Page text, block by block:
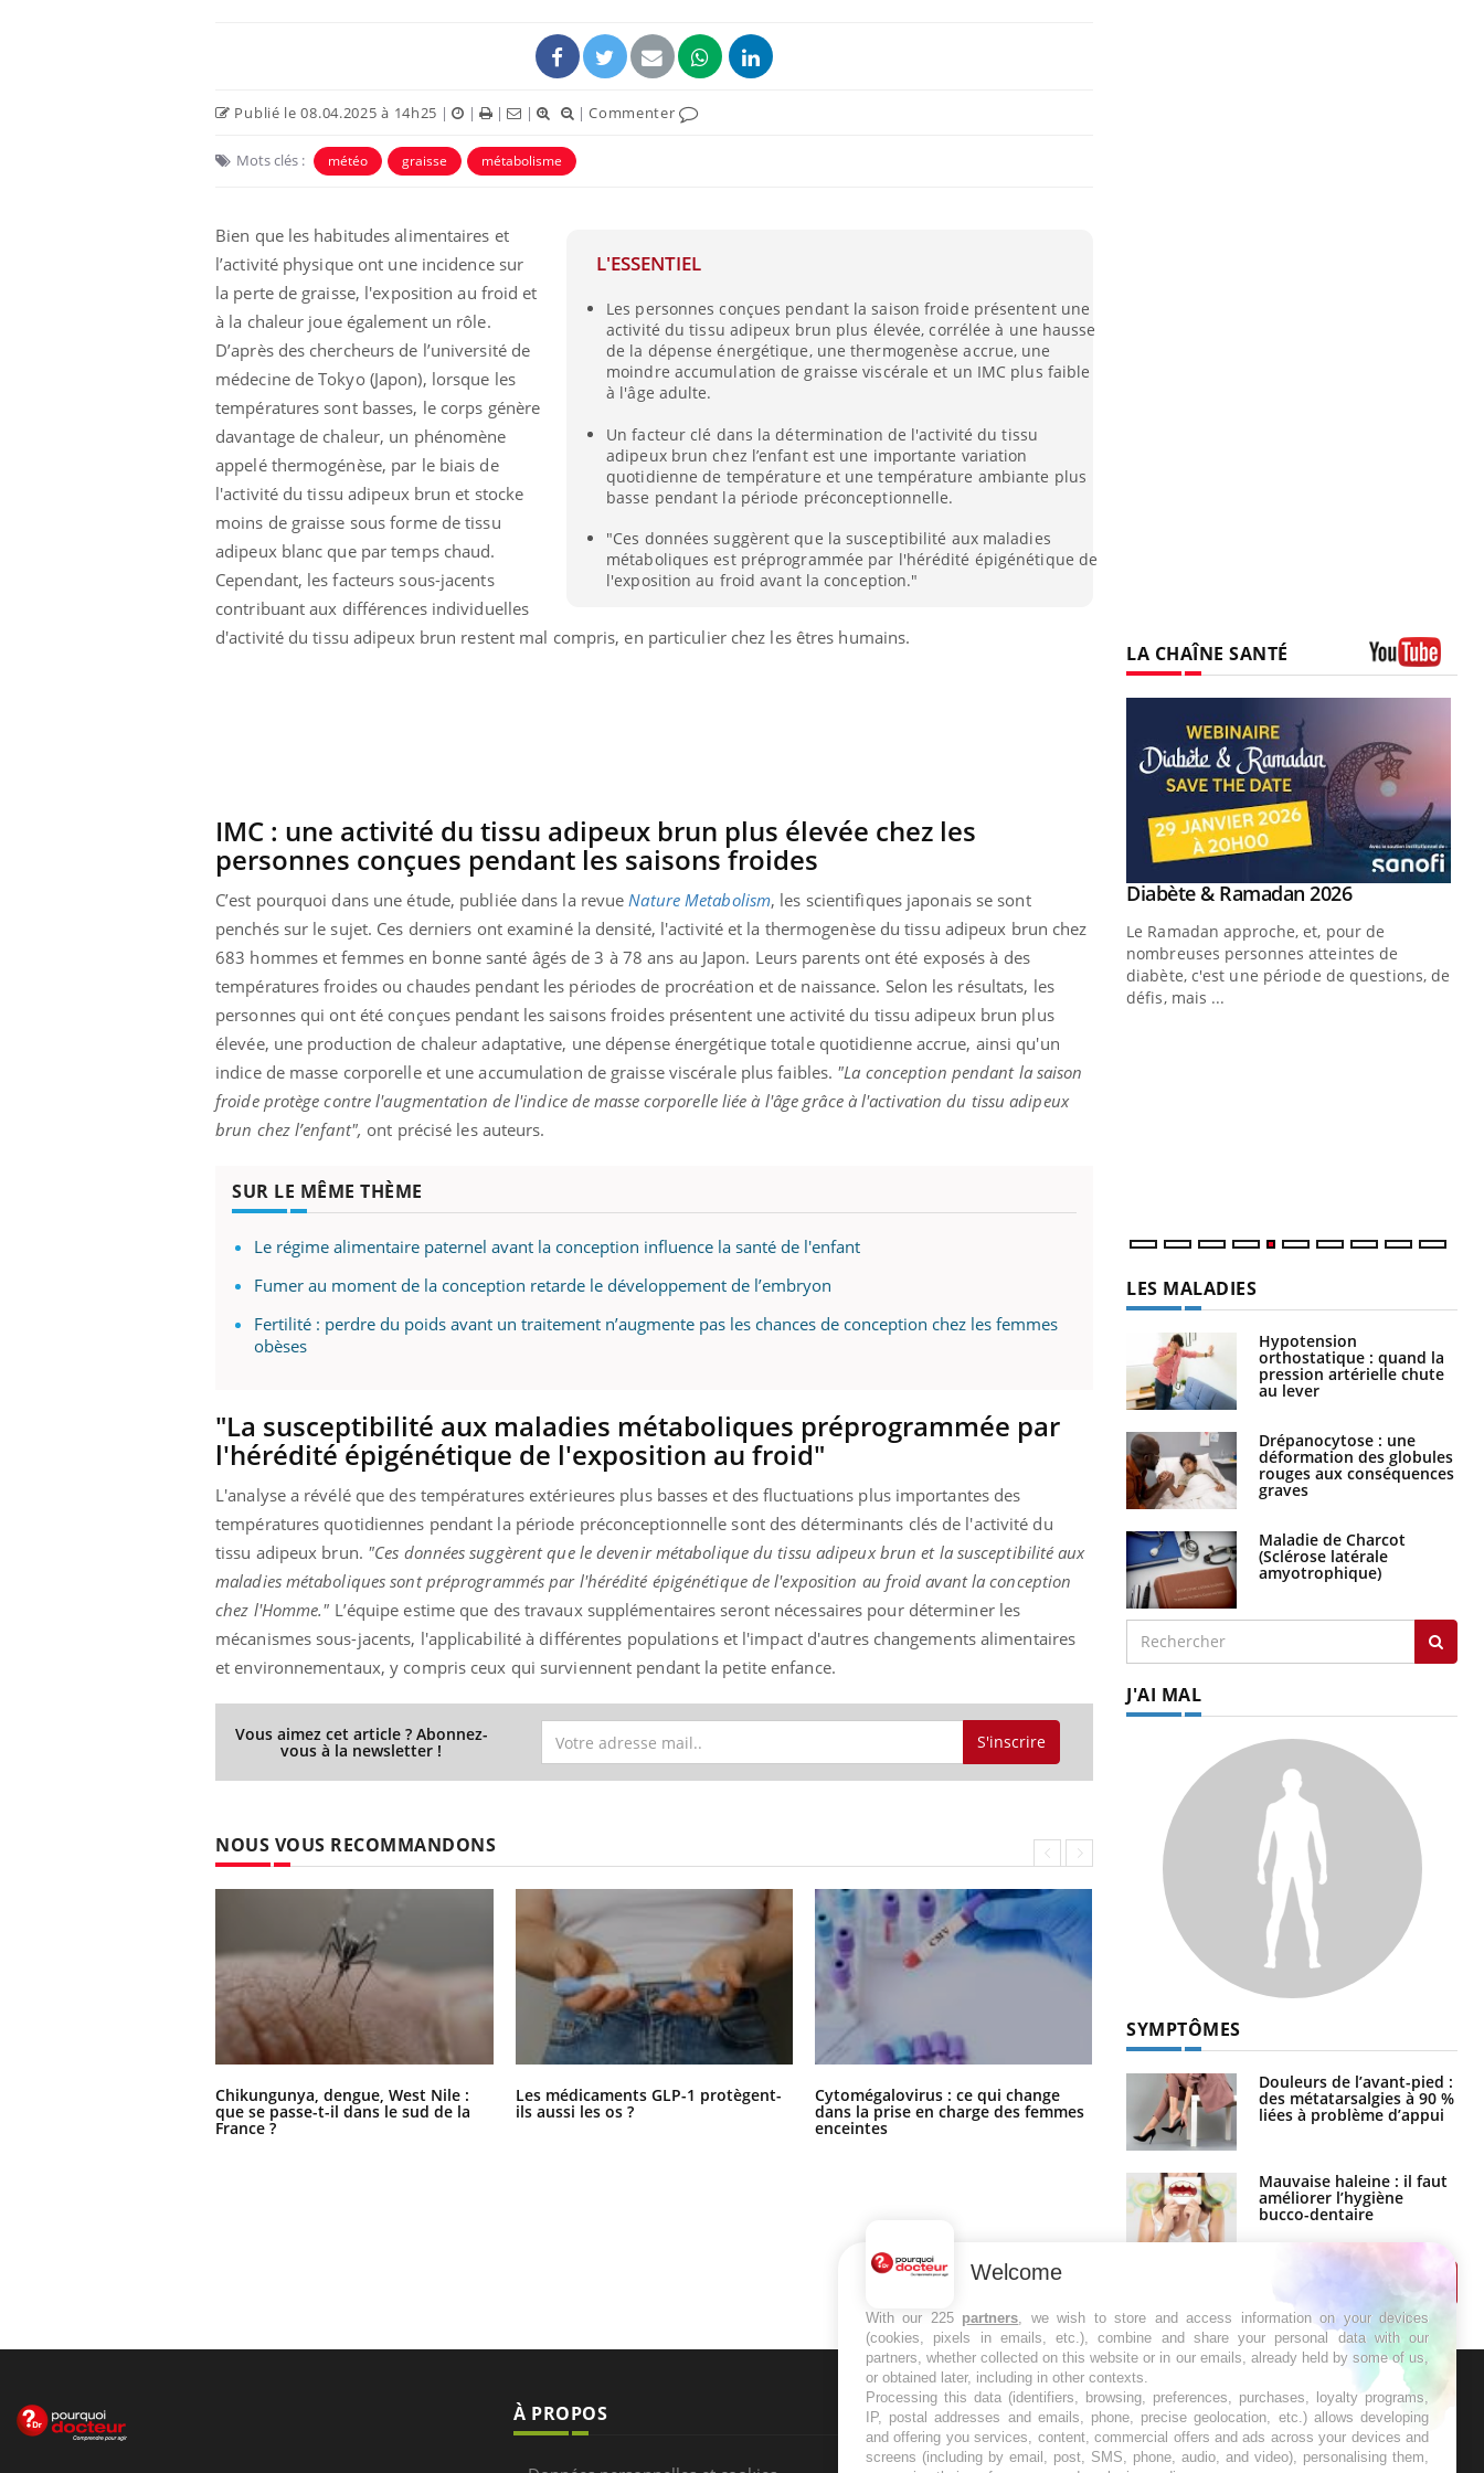
Publié le 08.04.2025 à 14h25 | | | | |Commenter
Mots clés : météo graisse métabolisme
L'ESSENTIEL
Les personnes conçues pendant la saison froide présentent une
activité du tissu adipeux brun plus élevée, corrélée à une hausse
de la dépense énergétique, une thermogenèse accrue, une
moindre accumulation de graisse viscérale et un IMC plus faible
à l'âge adulte.
Un facteur clé dans la détermination de l'activité du tissu
adipeux brun chez l’enfant est une importante variation
quotidienne de température et une température ambiante plus
basse pendant la période préconceptionnelle.
"Ces données suggèrent que la susceptibilité aux maladies
métaboliques est préprogrammée par l'hérédité épigénétique de
l'exposition au froid avant la conception."
Bien que les habitudes alimentaires et
l’activité physique ont une incidence sur
la perte de graisse, l'exposition au froid et
à la chaleur joue également un rôle.
D’après des chercheurs de l’université de
médecine de Tokyo (Japon), lorsque les
températures sont basses, le corps génère
davantage de chaleur, un phénomène
appelé thermogénèse, par le biais de
l'activité du tissu adipeux brun et stocke
moins de graisse sous forme de tissu
adipeux blanc que par temps chaud.
Cependant, les facteurs sous-jacents
contribuant aux différences individuelles
d'activité du tissu adipeux brun restent mal compris, en particulier chez les êtres humains.
IMC : une activité du tissu adipeux brun plus élevée chez les
personnes conçues pendant les saisons froides
C’est pourquoi dans une étude, publiée dans la revueNature Metabolism, les scientifiques japonais se sont
penchés sur le sujet. Ces derniers ont examiné la densité, l'activité et la thermogenèse du tissu adipeux brun chez
683 hommes et femmes en bonne santé âgés de 3 à 78 ans au Japon. Leurs parents ont été exposés à des
températures froides ou chaudes pendant les périodes de procréation et de naissance. Selon les résultats, les
personnes qui ont été conçues pendant les saisons froides présentent une activité du tissu adipeux brun plus
élevée, une production de chaleur adaptative, une dépense énergétique totale quotidienne accrue, ainsi qu'un
indice de masse corporelle et une accumulation de graisse viscérale plus faibles. "La conception pendant la saison
froide protège contre l'augmentation de l'indice de masse corporelle liée à l'âge grâce à l'activation du tissu adipeux
brun chez l’enfant", ont précisé les auteurs.
SUR LE MÊME THÈME
Le régime alimentaire paternel avant la conception influence la santé de l'enfant
Fumer au moment de la conception retarde le développement de l’embryon
Fertilité : perdre du poids avant un traitement n’augmente pas les chances de conception chez les femmes
obèses
"La susceptibilité aux maladies métaboliques préprogrammée par
l'hérédité épigénétique de l'exposition au froid"
L'analyse a révélé que des températures extérieures plus basses et des fluctuations plus importantes des
températures quotidiennes pendant la période préconceptionnelle sont des déterminants clés de l'activité du
tissu adipeux brun. "Ces données suggèrent que le devenir métabolique du tissu adipeux brun et la susceptibilité aux
maladies métaboliques sont préprogrammés par l'hérédité épigénétique de l'exposition au froid avant la conception
chez l'Homme." L’équipe estime que des travaux supplémentaires seront nécessaires pour déterminer les
mécanismes sous-jacents, l'applicabilité à différentes populations et l'impact d'autres changements alimentaires
et environnementaux, y compris ceux qui surviennent pendant la petite enfance.
Vous aimez cet article ? Abonnez-
vous à la newsletter ! S'inscrire
NOUS VOUS RECOMMANDONS
Chikungunya, dengue, West Nile :
que se passe-t-il dans le sud de la
France ?
Les médicaments GLP-1 protègent-
ils aussi les os ?
Cytomégalovirus : ce qui change
dans la prise en charge des femmes
enceintes
La sieste empêche-t-elle de dormir
la nuit ?
LA CHAÎNE SANTÉ
Carence en fer : comprendre pour
Youtube
Fatigue, irritabilité, brouillard mental ou
même alopécie… Les symptômes de la
carence en fer sont multiples ce qui la rend
Youtube
Insuline & Charge mentale : et si on
osait en parler??Youtube
En 2026, l'insuline dans le diabète de type 2
reste entourée d'idées reçues chez les
patients comme parfois chez les soignants.
Youtube
Eczéma Chronique des Mains : se
préparer pour l’été !Youtube
L'été arrive… et avec lui, un tout nouveau
rythme de vie ! Vacances, plage, piscine,
soleil, activités en plein air… Nos mains
sont ...
Youtube
Diabète & Ramadan 2026Youtube
Le Ramadan approche, et, pour de
nombreuses personnes atteintes de
diabète, c'est une période de questions, de
défis, mais ...
LES MALADIES
Hypotension
orthostatique : quand la
pression artérielle chute
au lever
Drépanocytose : une
déformation des globules
rouges aux conséquences
graves
Maladie de Charcot
(Sclérose latérale
amyotrophique)
J'AI MAL
SYMPTÔMES
Douleurs de l’avant-pied :
des métatarsalgies à 90 %
liées à problème d’appui
Mauvaise haleine : il faut
améliorer l’hygiène
bucco-dentaire
À PROPOS NEWSLETTER
Recevez toutes les semaines les meilleures
Welcome
With our 225 partners, we wish to store and access information on your devices
(cookies, pixels in emails, etc.), combine and share your personal data with our
partners, whether collected on this website or in our emails, already held by some of us,
or obtained later, including in other contexts.
Processing this data (identifiers, browsing, preferences, purchases, loyalty programs,
IP, postal addresses and emails, phone, precise geolocation, etc.) allows developing
and offering you services, content, commercial offers and ads across your devices and
screens (including by email, post, SMS, phone, audio, and video), personalising them,